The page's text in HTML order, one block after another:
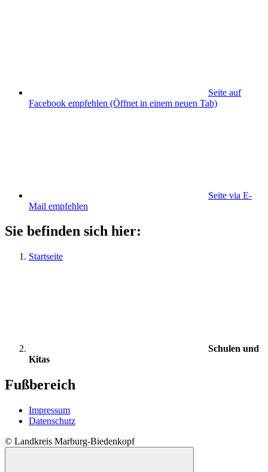
Seite auf
Facebook empfehlen (Öffnet in einem neuen Tab)
Seite via E-
Mail empfehlen
Sie befinden sich hier:
Startseite
Schulen und
Kitas
Fußbereich
Impressum
Datenschutz
© Landkreis Marburg-Biedenkopf